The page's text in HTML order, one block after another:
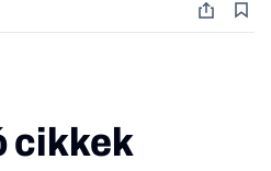
cikkek